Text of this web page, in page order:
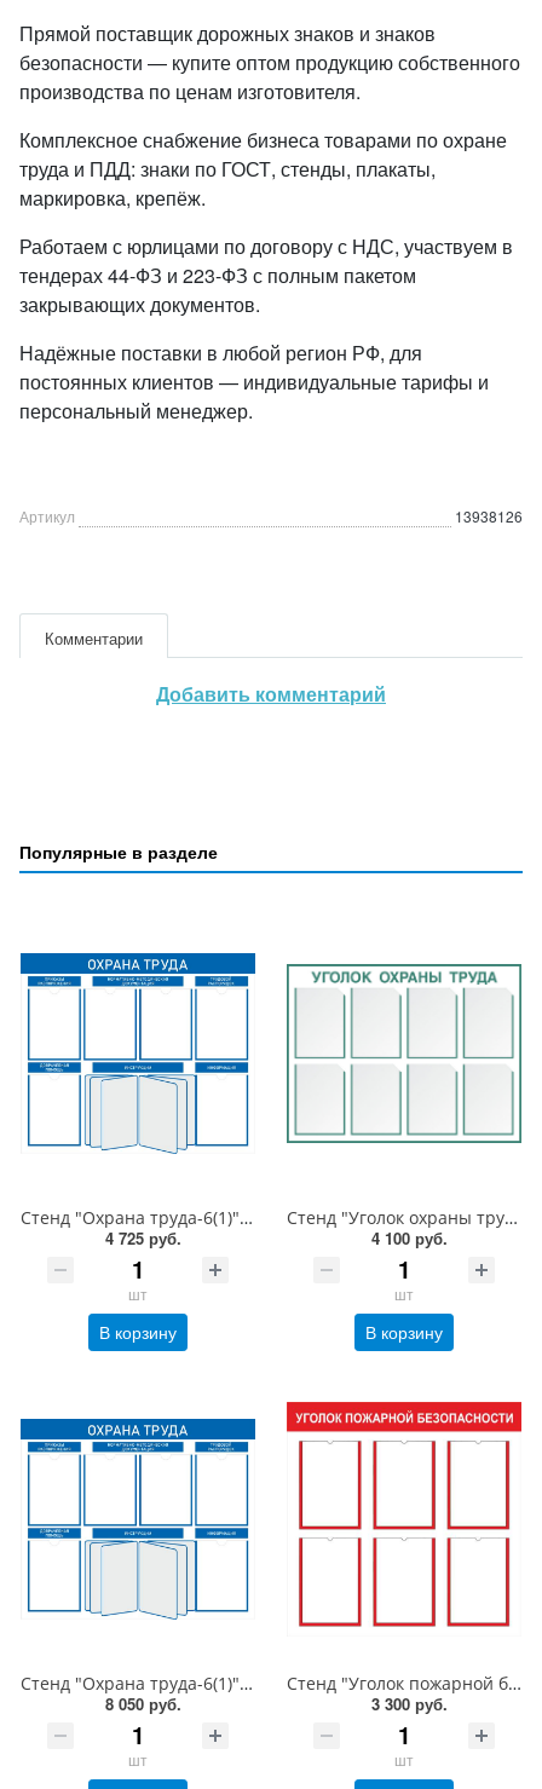
Прямой поставщик дорожных знаков и знаков
безопасности — купите оптом продукцию собственного
производства по ценам изготовителя.
Комплексное снабжение бизнеса товарами по охране
труда и ПДД: знаки по ГОСТ, стенды, плакаты,
маркировка, крепёж.
Работаем с юрлицами по договору с НДС, участвуем в
тендерах 44-ФЗ и 223-ФЗ с полным пакетом
закрывающих документов.
Надёжные поставки в любой регион РФ, для
постоянных клиентов — индивидуальные тарифы и
персональный менеджер.
Артикул 13938126
Комментарии
Добавить комментарий
Популярные в разделе
Стенд "Охрана труда-6(1)", 1000х850 мм, пластик 3 мм, карманы, демосистема
4 725 руб.
шт
В корзину
Стенд "Уголок охраны труда-8", 1050х800 мм, пластик 3 мм, карманы
4 100 руб.
шт
В корзину
Стенд "Охрана труда-6(1)", 1000х850 мм, пластик 3 мм, карманы, демосистема, алюминиевый профиль, серебро
8 050 руб.
шт
Стенд "Уголок пожарной безопасности-6", 800х800 мм, карманы, пластик 3 мм
3 300 руб.
шт